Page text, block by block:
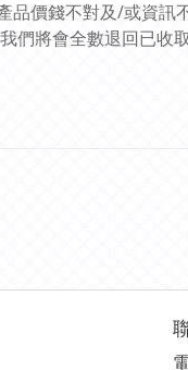
價錢不對及/或資訊
們將會全數退回已收取